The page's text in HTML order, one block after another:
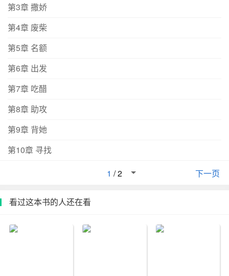
对劲。大师兄龙傲天,从前一心修炼不问情爱,现在化身护师
妹狂魔,满口都是我师妹说；宗门嫡子高冷之花,从前淡漠推
善于伪装的木妖,从前是勾魂摄魄的青楼花魁,现在装成脆弱
少年郎,粘她又懂事；冷漠的白发魔尊,从前杀人无度不通人
性,现在甘愿为她放下魔刀,普度众生。即使稍有偏差,在她
的努力下炮灰情节都被规避了。在最后一个与魔尊成婚的
想要将她救出魔尊魔爪。天地风云变色,四人一战即发。可
是打斗中阵法突变,灾难即降世间。而她一身鲜红嫁衣,踩着
她对着四人勉力支起一个笑。她挡在前面,一如往常,默默护
留下一片纤薄的嫁衣碎布飘荡于天地间。死遁后的柳若烟
她：？我不听,你在说气话！等她重新被拉回同人文,已经是
惊天动地的仙魔大战。最有仙缘的大师兄在此战后入了魔,
第3章 撒娇
第4章 废柴
第5章 名额
第6章 出发
第7章 吃醋
第8章 助攻
第9章 背她
第10章 寻找
下一页
1 /2
看过这本书的人还在看